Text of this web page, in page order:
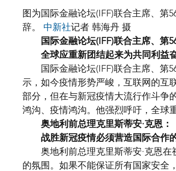
图为国际金融论坛(IFF)联合主席、第
辞。 中新社记者 韩海丹 摄
国际金融论坛(IFF)联合主席、第
全球应重新团结起来为共同利益
国际金融论坛(IFF)联合主席、第
示，如今疫情形势严峻，互联网的互
部分，但在与新冠疫情大流行作斗争
鸿沟、疫情鸿沟。他强烈呼吁，全球
奥地利前总理克里斯蒂安·克恩：
战胜新冠疫情必须营造国际合作
奥地利前总理克里斯蒂安·克恩在
的氛围。如果不能保证所有国家安全